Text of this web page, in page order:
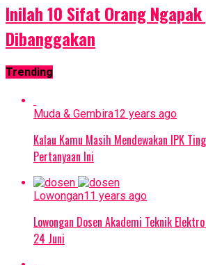
Inilah 10 Sifat Orang
Dibanggakan
Trending
Muda & Gembira12 years ago
Kalau Kamu Masih Mendewakan IPK
Pertanyaan Ini
Lowongan11 years ago
Lowongan Dosen Akademi Teknik
24 Juni